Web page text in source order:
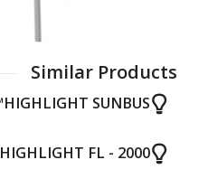
Similar Products
HIGHLIGHT SUNBUS™
HIGHLIGHT FL - 2000 ™